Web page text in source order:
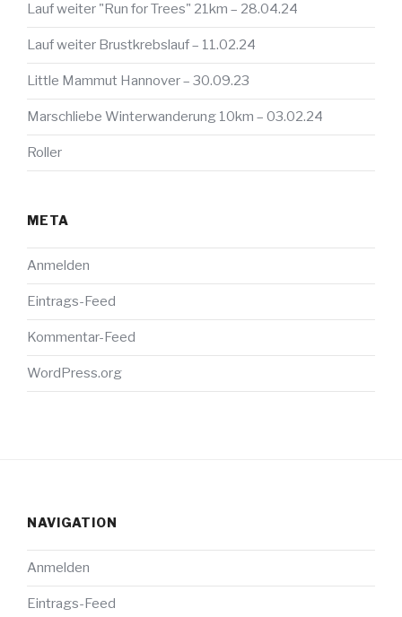
Lauf weiter "Run for Trees" 21km – 28.04.24
Lauf weiter Brustkrebslauf – 11.02.24
Little Mammut Hannover – 30.09.23
Marschliebe Winterwanderung 10km – 03.02.24
Roller
META
Anmelden
Eintrags-Feed
Kommentar-Feed
WordPress.org
NAVIGATION
Anmelden
Eintrags-Feed